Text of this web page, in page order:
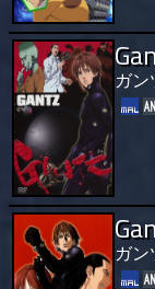
ガン
ガン